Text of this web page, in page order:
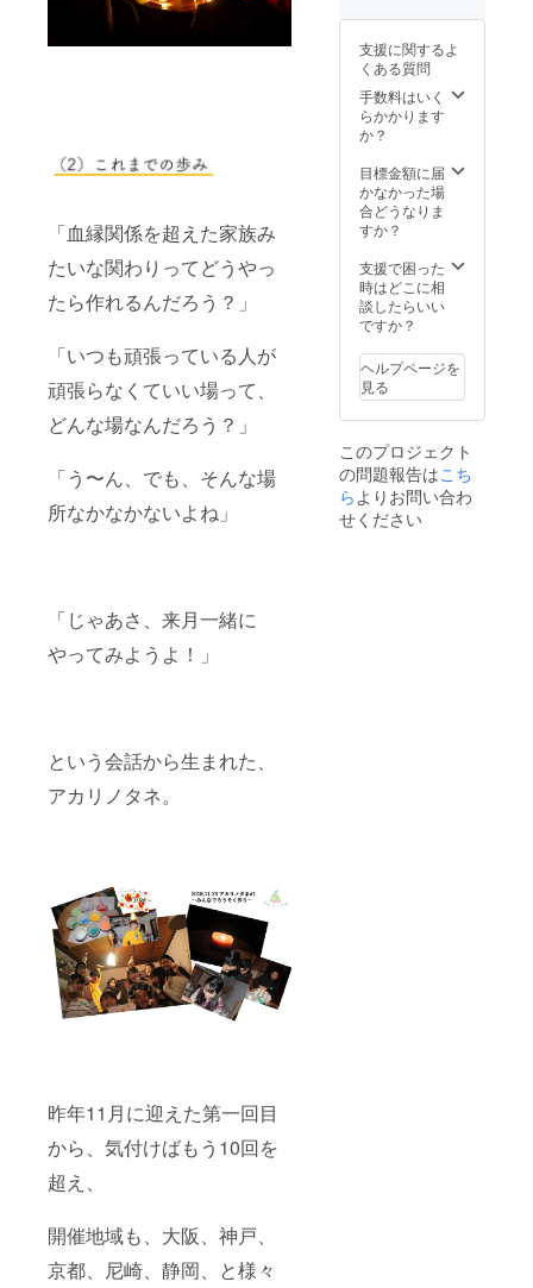
「血縁関係を超えた家族み
たいな関わりってどうやっ
たら作れるんだろう？」
「いつも頑張っている人が
頑張らなくていい場って、
どんな場なんだろう？」
「う〜ん、でも、そんな場
所なかなかないよね」
「じゃあさ、来月一緒に
やってみようよ！」
という会話から生まれた、
アカリノタネ。
昨年11月に迎えた第一回目
から、気付けばもう10回を
超え、
開催地域も、大阪、神戸、
京都、尼崎、静岡、と様々
くださ
い。
イドの
作らせ
ていた
だきま
す。
んな絵
本が欲
しいか
ヒアリ
ングさ
せてい
ただき
す。）
※メール
アドレ
スは必
のない
ように
ご記入
くださ
い。閉
支援に関するよ
くある質問
手数料はいく
らかかります
か？
目標金額に届
かなかった場
合どうなりま
すか？
支援で困った
時はどこに相
談したらいい
ですか？
ヘルプページを
見る
このプロジェクト
の問題報告はこち
らよりお問い合わ
せください